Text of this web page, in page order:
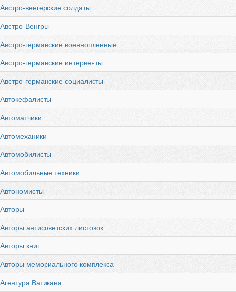
Австро-венгерские солдаты
Австро-Венгры
Австро-германские военнопленные
Австро-германские интервенты
Австро-германские социалисты
Автокефалисты
Автоматчики
Автомеханики
Автомобилисты
Автомобильные техники
Автономисты
Авторы
Авторы антисоветских листовок
Авторы книг
Авторы мемориального комплекса
Агентура Ватикана